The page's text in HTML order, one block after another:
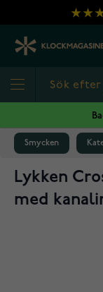
Hoppa till innehållet
Smycken
Lykken
med